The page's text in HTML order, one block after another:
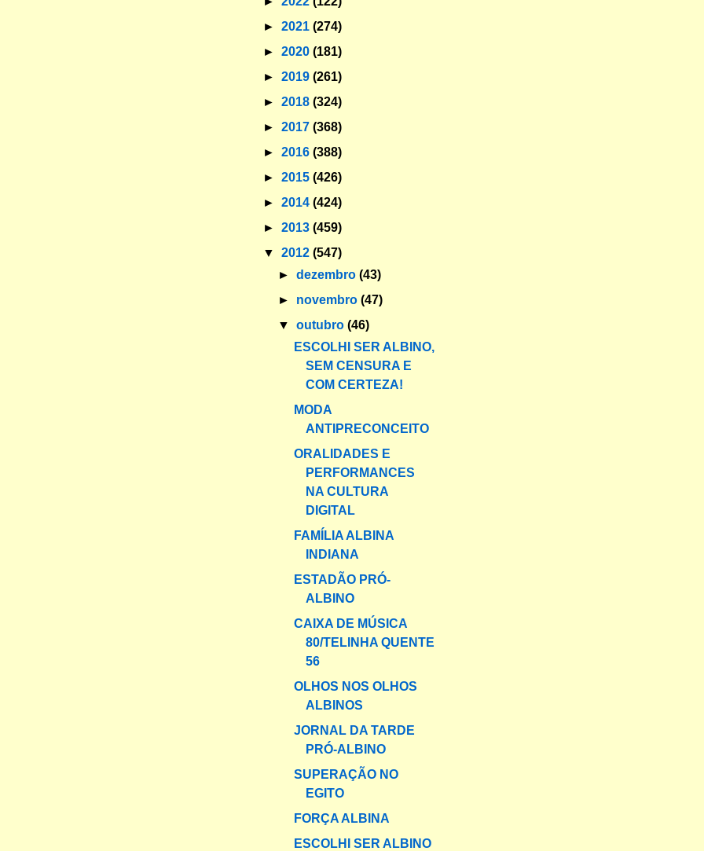
► 2021 (274)
► 2020 (181)
► 2019 (261)
► 2018 (324)
► 2017 (368)
► 2016 (388)
► 2015 (426)
► 2014 (424)
► 2013 (459)
▼ 2012 (547)
►dezembro(43)
► novembro(47)
▼outubro(46)
ESCOLHI SER ALBINO,
SEM CENSURA E
COM CERTEZA!
MODA
ANTIPRECONCEITO
ORALIDADES E
PERFORMANCES
NA CULTURA
DIGITAL
FAMÍLIA ALBINA
INDIANA
ESTADÃO PRÓ-
ALBINO
CAIXA DE MÚSICA
80/TELINHA QUENTE
56
OLHOS NOS OLHOS
ALBINOS
JORNAL DA TARDE
PRÓ-ALBINO
SUPERAÇÃO NO
EGITO
FORÇA ALBINA
ESCOLHI SER ALBINO